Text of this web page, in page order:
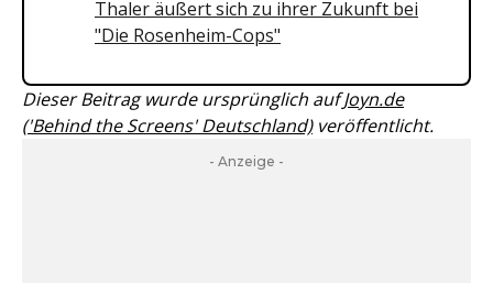
Thaler äußert sich zu ihrer Zukunft bei
"Die Rosenheim-Cops"
Dieser Beitrag wurde ursprünglich aufJoyn.de
('Behind the Screens' Deutschland)veröffentlicht.
- Anzeige -